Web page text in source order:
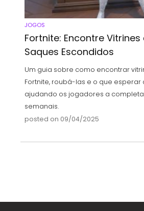
JOGOS
Fortnite: Encontre
Saques Escondidos
Um guia sobre como encontrar
Fortnite, roubá-las e o que esperar
ajudando os jogadores a
semanais.
posted on 09/04/2025